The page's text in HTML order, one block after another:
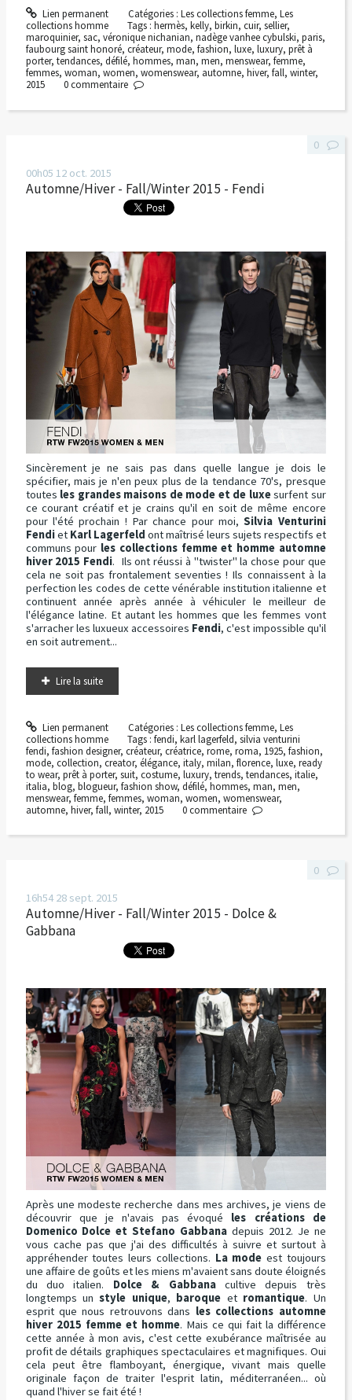
Lien permanent Catégories : Les collections femme, Les
collections homme
Tags :hermès,kelly,birkin,cuir,sellier,
maroquinier, sac, véronique nichanian, nadège vanhee cybulski, paris,
faubourg saint honoré, créateur, mode, fashion, luxe, luxury, prêt à
porter, tendances, défilé, hommes, man, men, menswear, femme,
femmes, woman, women, womenswear, automne, hiver, fall, winter,
2015
0commentaire
00h05 12 oct. 2015
Automne/Hiver - Fall/Winter 2015 - Fendi
Sincèrement je ne sais pas dans quelle langue je dois le
spécifier, mais je n'en peux plus de la tendance 70's, presque
toutes les grandes maisons de mode et de luxesurfent sur
ce courant créatif et je crains qu'il en soit de même encore
pour l'été prochain ! Par chance pour moi,Silvia Venturini
Fendiet Karl Lagerfeld ont maîtrisé leurs sujets respectifs et
communs pour les collections femme et homme automne
hiver 2015 Fendi. Ils ont réussi à "twister" la chose pour que
cela ne soit pas frontalement seventies ! Ils connaissent à la
perfection les codes de cette vénérable institution italienne et
continuent année après année à véhiculer le meilleur de
l'élégance latine. Et autant les hommes que les femmes vont
s'arracher les luxueux accessoires Fendi, c'est impossible qu'il
en soit autrement...
Lire la suite
Lien permanent Catégories : Les collections femme, Les
collections homme
Tags :fendi,karl lagerfeld,silvia venturini
fendi, fashion designer, créateur, créatrice, rome, roma, 1925, fashion,
mode, collection, creator, élégance, italy, milan, florence, luxe, ready
to wear, prêt à porter, suit, costume, luxury, trends, tendances, italie,
italia, blog, blogueur, fashion show, défilé, hommes, man, men,
menswear, femme, femmes, woman, women, womenswear,
automne, hiver, fall, winter, 2015
0
0commentaire
16h54 28 sept. 2015
Automne/Hiver - Fall/Winter 2015 - Dolce &
Gabbana
Après une modeste recherche dans mes archives, je viens de
découvrir que je n'avais pas évoqué les créations de
Domenico Dolce et Stefano Gabbana depuis 2012. Je ne
vous cache pas que j'ai des difficultés à suivre et surtout à
appréhender toutes leurs collections. La mode est toujours
une affaire de goûts et les miens m'avaient sans doute éloignés
du duo italien. Dolce & Gabbanacultive depuis très
longtemps unstyle unique, baroque et romantique. Un
esprit que nous retrouvons dans les collections automne
hiver 2015 femme et homme. Mais ce qui fait la différence
cette année à mon avis, c'est cette exubérance maîtrisée au
profit de détails graphiques spectaculaires et magnifiques. Oui
cela peut être flamboyant, énergique, vivant mais quelle
originale façon de traiter l'esprit latin, méditerranéen... où
quand l'hiver se fait été !
0